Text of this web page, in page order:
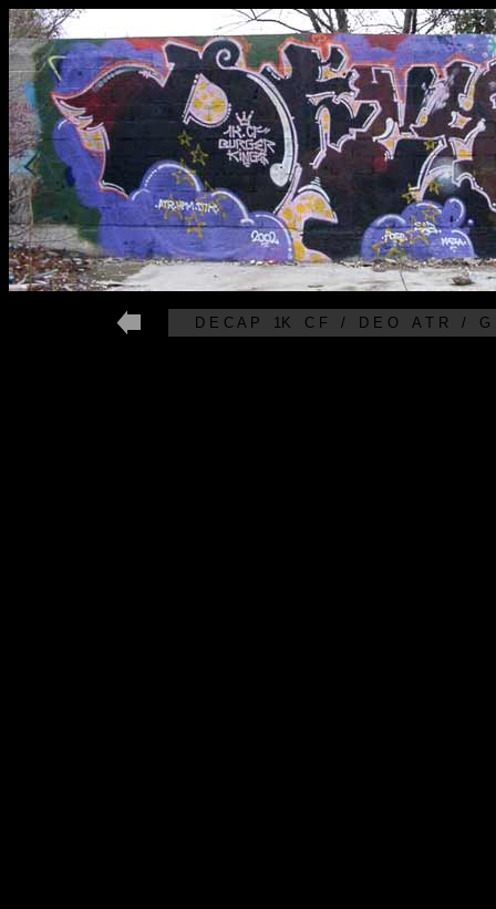
D E C A P 1K C F / D E O A T R / G